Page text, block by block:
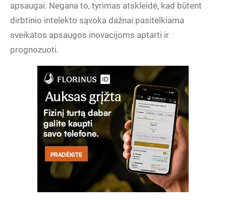
apsaugai. Negana to, tyrimas atskleidė, kad būtent
dirbtinio intelekto sąvoka dažnai pasitelkiama
sveikatos apsaugos inovacijoms aptarti ir
prognozuoti.